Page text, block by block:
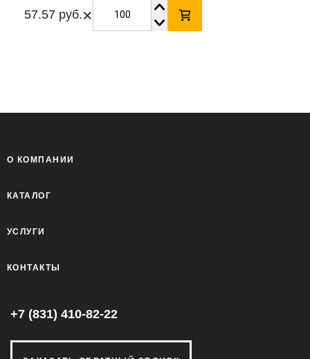
57.57 руб.×
О КОМПАНИИ
КАТАЛОГ
УСЛУГИ
КОНТАКТЫ
+7 (831) 410-82-22